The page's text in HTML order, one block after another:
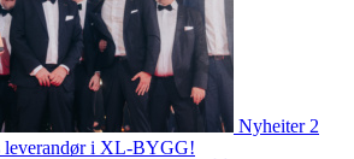
Nyheiter 2
leverandør i XL-BYGG!